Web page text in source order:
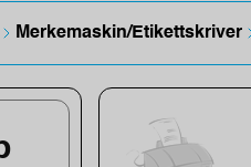
Merkemaskin/Etikettskriver